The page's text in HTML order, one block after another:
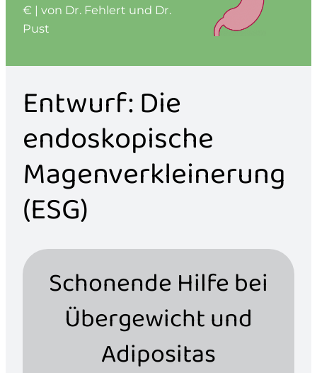
€ | von Dr. Fehlert und Dr.
Pust
Entwurf: Die
endoskopische
Magenverkleinerung
(ESG)
Schonende Hilfe bei
Übergewicht und
Adipositas